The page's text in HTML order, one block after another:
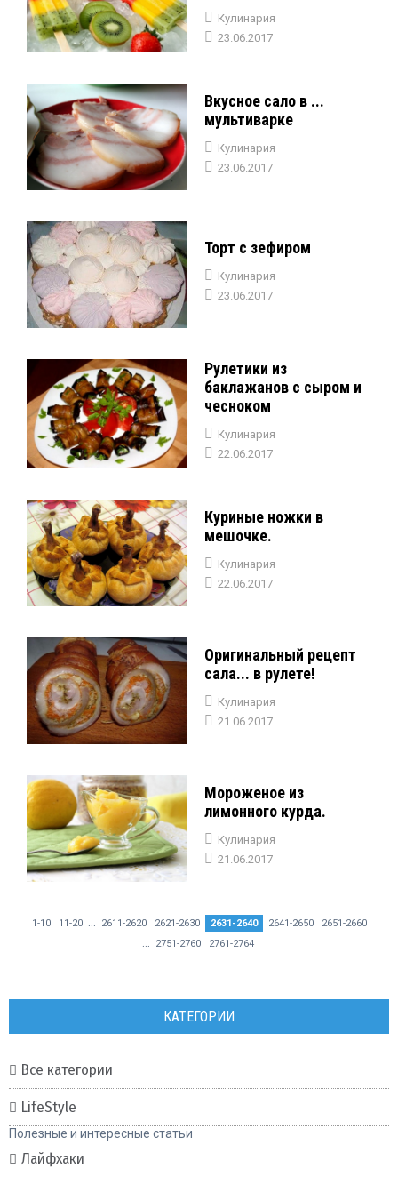
Кулинария
23.06.2017
Вкусное сало в ...
мультиварке
Кулинария
23.06.2017
Торт с зефиром
Кулинария
23.06.2017
Рулетики из
баклажанов с сыром и
чесноком
Кулинария
22.06.2017
Куриные ножки в
мешочке.
Кулинария
22.06.2017
Оригинальный рецепт
сала... в рулете!
Кулинария
21.06.2017
Мороженое из
лимонного курда.
Кулинария
21.06.2017
1-10 11-20 2611-2620 2621-2630 2631-2640 2641-2650 2651-2660
2751-2760 2761-2764
КАТЕГОРИИ
Все категории
LifeStyle
Полезные и интересные статьи
Лайфхаки